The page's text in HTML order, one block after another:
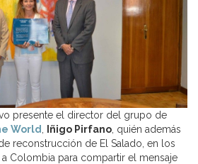
presente el director del grupo de
World Iñigo Pirfano , quién además
reconstrucción de El Salado, en los
Colombia para compartir el mensaje